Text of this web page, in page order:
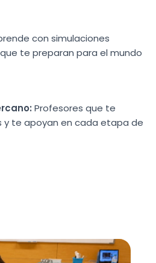
con simulaciones
te preparan para el mundo
Profesores que te
y te apoyan en cada etapa de